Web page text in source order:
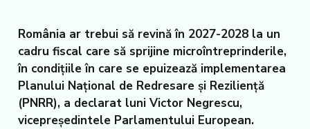
România ar trebui să revină în 2027-2028 la un
cadru fiscal care să sprijine microîntreprinderile,
în condițiile în care se epuizează implementarea
Planului Național de Redresare și Reziliență
(PNRR), a declarat luni Victor Negrescu,
vicepreședintele Parlamentului European.